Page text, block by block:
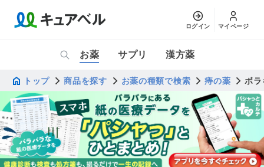
ログイン マイページ
お薬 サプリ 漢方薬
トップ 商品を探す お薬の種類で検索 痔の薬 ボ